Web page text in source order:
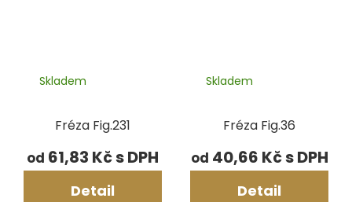
Fréza Fig.231
Skladem
od 61,83 Kč
Detail
Fréza Fig.36
Skladem
od 40,66 Kč
Detail